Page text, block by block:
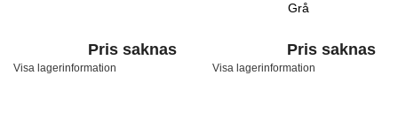
Pris saknas
Visa lagerinformation
Grå
Pris saknas
Visa lagerinformation